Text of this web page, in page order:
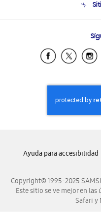
Copyright© 1995-2025
Este sitio se ve mejor en
Safari y
Ayuda para accesibilidad